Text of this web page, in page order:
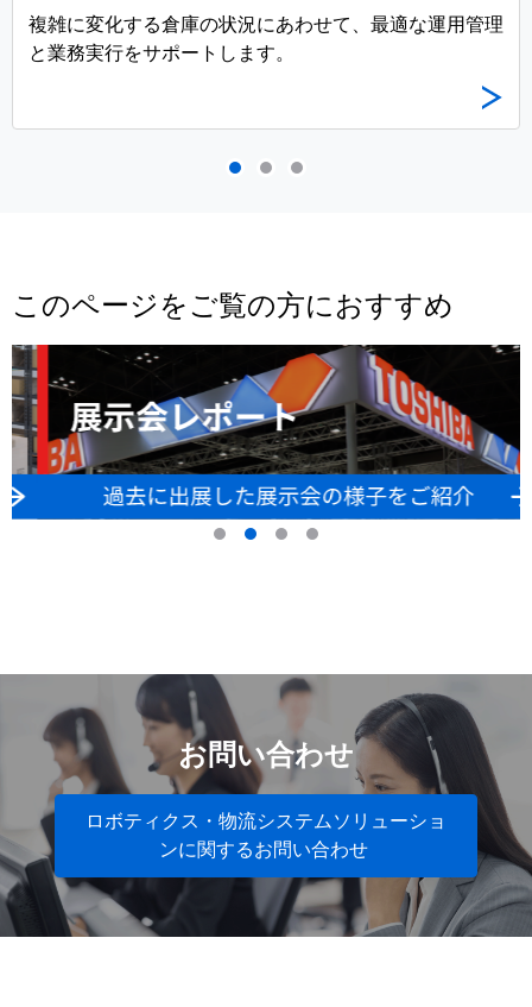
複雑に変化する倉庫の状況にあわせて、最適な運用管理
と業務実行をサポートします。
このページをご覧の方におすすめ
お問い合わせ
ロボティクス・物流システムソリューショ
ンに関するお問い合わせ